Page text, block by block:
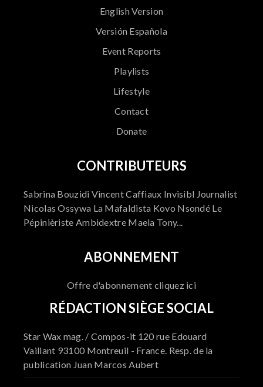
English Version
Versión Española
Event Reports
Playlists
Lifestyle
Contact
Donate
CONTRIBUTEURS
Sabrina Bouzidi Vincent Caffiaux Invisibl Journalist
Nicolas Ossywa La Mafaldista Kovo Nsondé Le
Pépinièriste Ambidextre Maela Tony...
ABONNEMENT
Offre d'abonnement cliquez ici
RÉDACTION SIÈGE SOCIAL
Star Wax mag. / Compos-it 120 rue Edouard
Vaillant 93100 Montreuil - France. Resp. de la
publication Juan Marcos Aubert